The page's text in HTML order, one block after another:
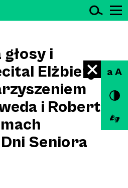
i
Elżbiety
i Roberta
Seniora
a A